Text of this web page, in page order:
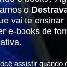
o
vai te ensinar
e-books de
assistir quando